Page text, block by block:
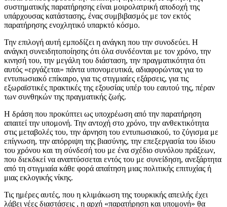
συστηματικής παρατήρησης είναι μοιρολατρική αποδοχή της
υπάρχουσας κατάστασης, ένας συμβιβασμός με τον εκτός
παρατήρησης ενοχλητικό υπαρκτό κόσμο.
Την επιλογή αυτή εμποδίζει η ανάγκη που την συνοδεύει. Η
ανάγκη συνειδητοποίησης ότι όλα συνδέονται με τον χρόνο, την
κινησή του, την μεγάλη του διάσταση, την πραγματικότητα ότι
αυτός «εργάζεται» πάντα υπονομευτικά, αδιαφορώντας για το
εντυπωσιακό επίκαιρο, για τις στιγμιαίες εξάρσεις, για τις
εξωραϊστικές πρακτικές της εξουσίας υπέρ του εαυτού της, πέραν
των συνθηκών της πραγματικής ζωής.
Η δράση που προκύπτει ως υποχρέωση από την παρατήρηση
απαιτεί την υπομονή. Την αντοχή στο χρόνο, την ανθεκτικότητα
στις μεταβολές του, την άρνηση του εντυπωσιακού, το ζύγισμα με
επίγνωση, την απόρριψη της βιασύνης, την επεξεργασία του ίδιου
του χρόνου και τη σύνδεσή του με ένα σχέδιο συνόλου πράξεων,
που διεκδκεί να αναπτύσσεται εντός του με συνείδηση, ανεξάρτητα
από τη στιγμιαία κάθε φορά απαίτηση μιας πολιτικής επιτυχίας ή
μιας εκλογικής νίκης.
Τις ημέρες αυτές, που η κλιμάκωση της τουρκικής απειλής έχει
λάβει νέες διαστάσεις , η αρχή «παρατήρηση και υπομονή» θα